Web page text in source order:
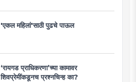
'एकल महिलां'साठी पुढचे पाऊल
‘रायगड प्राधिकरणा’च्या कामावर
शिवप्रेमींकडूनच प्रश्नचिन्ह का?